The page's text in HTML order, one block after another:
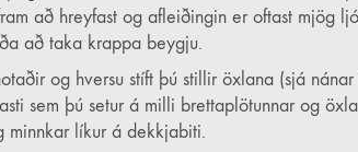
að hreyfast og afleiðingin er oftast mjög
að taka krappa beygju.
og hversu stíft þú stillir öxlana (sjá
sem þú setur á milli brettaplötunnar og
minnkar líkur á dekkjabiti.